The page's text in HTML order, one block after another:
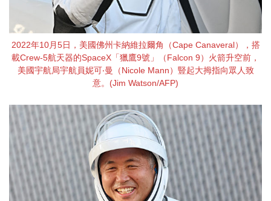
2022年10月5日，美國佛州卡納維拉爾角（Cape Canaveral），搭
載Crew-5航天器的SpaceX「獵鷹9號」（Falcon 9）火箭升空前，
美國宇航局宇航員妮可‧曼（Nicole Mann）豎起大拇指向眾人致
意。(Jim Watson/AFP)